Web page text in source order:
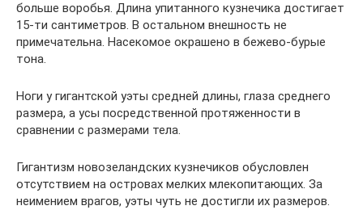
больше воробья. Длина упитанного кузнечика достигает
15-ти сантиметров. В остальном внешность не
примечательна. Насекомое окрашено в бежево-бурые
тона.
Ноги у гигантской уэты средней длины, глаза среднего
размера, а усы посредственной протяженности в
сравнении с размерами тела.
Гигантизм новозеландских кузнечиков обусловлен
отсутствием на островах мелких млекопитающих. За
неимением врагов, уэты чуть не достигли их размеров.